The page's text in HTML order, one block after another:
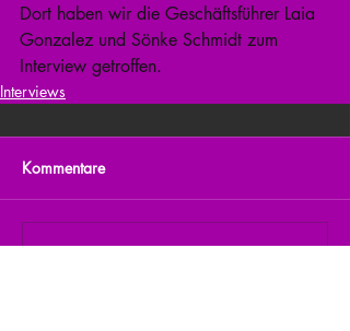
Dort haben wir die Geschäftsführer Laia
Gonzalez und Sönke Schmidt zum
Interview getroffen.
Interviews
Kommentare